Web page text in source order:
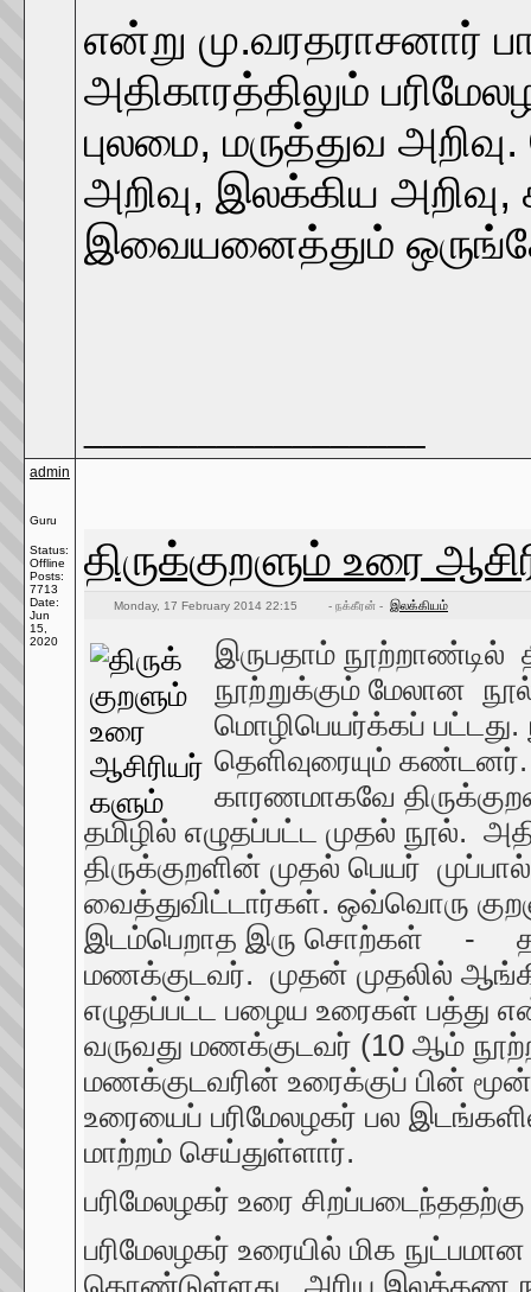
என்று மு.வரதராசனார்
அதிகாரத்திலும்
புலமை, மருத்துவ
அறிவு, இலக்கிய
இவையனைத்தும்
admin
Guru
Status:
Offline
Posts:
7713
Date:
Jun
15,
2020
திருக்குறளும் உரை
Monday, 17 February 2014 22:15 - நக்கீரன் - இலக்கியம்
இருபதாம் நூற்றாண்டில்
நூற்றுக்கும் மேலான
மொழிபெயர்க்கப் பட்டது.
தெளிவுரையும் கண்டனர்.
காரணமாகவே
தமிழில் எழுதப்பட்ட முதல்
திருக்குறளின் முதல் பெயர்
வைத்துவிட்டார்கள். ஒவ்வொரு
இடம்பெறாத இரு சொற்கள் -
மணக்குடவர். முதன் முதலில்
எழுதப்பட்ட பழைய உரைகள் பத்து
வருவது மணக்குடவர் (10 ஆம்
மணக்குடவரின் உரைக்குப் பின்
உரையைப் பரிமேலழகர் பல
மாற்றம் செய்துள்ளார்.
பரிமேலழகர் உரை
பரிமேலழகர் உரையில் மிக
கொண்டுள்ளது. அரிய இலக்கண